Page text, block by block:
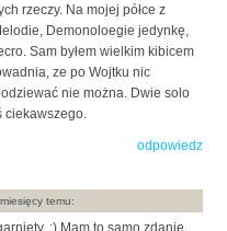
rzeczy. Na mojej półce z
Demonoloegie jedynkę,
Sam byłem wielkim kibicem
ze po Wojtku nic
nie można. Dwie solo
ciekawszego.
odpowiedz
temu:
:) Mam to samo zdanie.